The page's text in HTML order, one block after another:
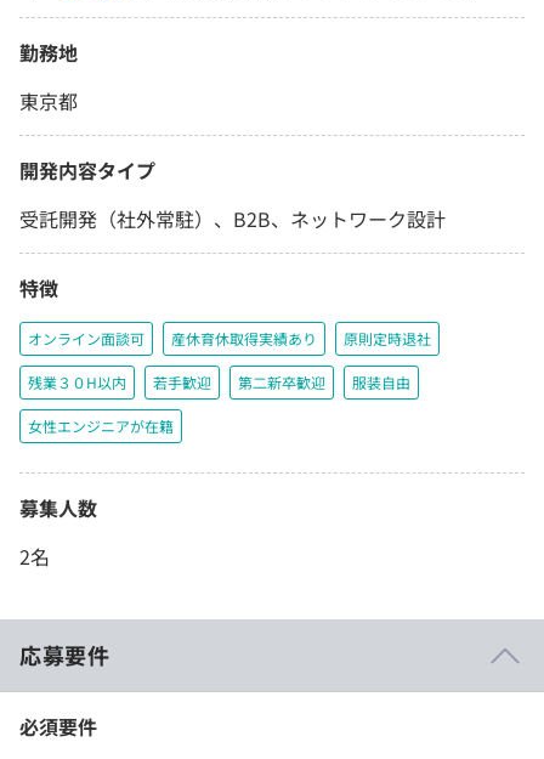
勤務地
東京都
開発内容タイプ
受託開発（社外常駐）、B2B、ネットワーク設計
特徴
オンライン面談可 産休育休取得実績あり 原則定時退社
残業３０H以内 若手歓迎 第二新卒歓迎 服装自由
女性エンジニアが在籍
募集人数
2名
応募要件
必須要件